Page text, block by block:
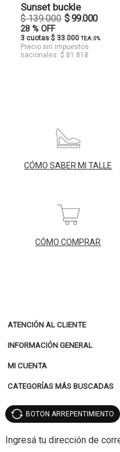
Sunset buckle
$ 139.000 $ 99.000
28 % OFF
3 cuotas $ 33.000 TEA: 0%
Precio sin impuestos
nacionales: $ 81.818
CÓMO SABER MI TALLE
CÓMO COMPRAR
ATENCIÓN AL CLIENTE
INFORMACIÓN GENERAL
MI CUENTA
CATEGORÍAS MÁS BUSCADAS
BOTON ARREPENTIMIENTO